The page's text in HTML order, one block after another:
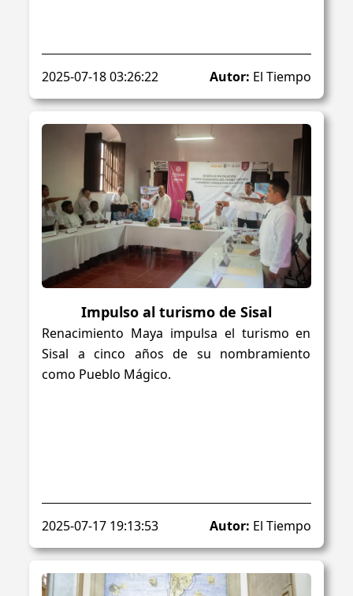
2025-07-18 03:26:22 Autor: El Tiempo
Impulso al turismo de Sisal
Renacimiento Maya impulsa el turismo en
Sisal a cinco años de su nombramiento
como Pueblo Mágico.
2025-07-17 19:13:53 Autor: El Tiempo